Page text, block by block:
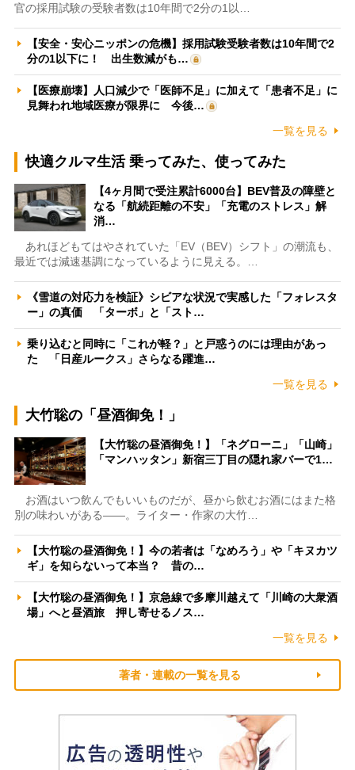
官の採用試験の受験者数は10年間で2分の1以…
【安全・安心ニッポンの危機】採用試験受験者数は10年間で2
分の1以下に！ 出生数減がも…
【医療崩壊】人口減少で「医師不足」に加えて「患者不足」に
見舞われ地域医療が限界に 今後…
一覧を見る
快適クルマ生活 乗ってみた、使ってみた
【4ヶ月間で受注累計6000台】BEV普及の障壁と
なる「航続距離の不安」「充電のストレス」解
消…
あれほどもてはやされていた「EV（BEV）シフト」の潮流も、
最近では減速基調になっているように見える。…
《雪道の対応力を検証》シビアな状況で実感した「フォレスタ
ー」の真価 「ターボ」と「スト…
乗り込むと同時に「これが軽？」と戸惑うのには理由があっ
た 「日産ルークス」さらなる躍進…
一覧を見る
大竹聡の「昼酒御免！」
【大竹聡の昼酒御免！】「ネグローニ」「山崎」
「マンハッタン」新宿三丁目の隠れ家バーで1…
お酒はいつ飲んでもいいものだが、昼から飲むお酒にはまた格
別の味わいがある――。ライター・作家の大竹…
【大竹聡の昼酒御免！】今の若者は「なめろう」や「キヌカツ
ギ」を知らないって本当？ 昔の…
【大竹聡の昼酒御免！】京急線で多摩川越えて「川崎の大衆酒
場」へと昼酒旅 押し寄せるノス…
一覧を見る
著者・連載の一覧を見る